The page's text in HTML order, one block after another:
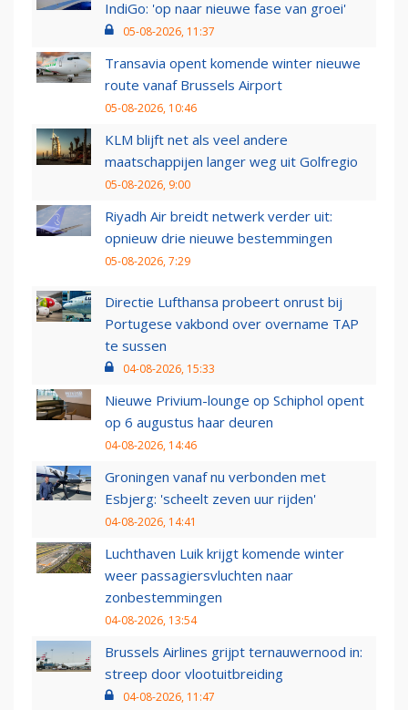
IndiGo: 'op naar nieuwe fase van groei'
05-08-2026, 11:37
Transavia opent komende winter nieuwe
route vanaf Brussels Airport
05-08-2026, 10:46
KLM blijft net als veel andere
maatschappijen langer weg uit Golfregio
05-08-2026, 9:00
Riyadh Air breidt netwerk verder uit:
opnieuw drie nieuwe bestemmingen
05-08-2026, 7:29
Directie Lufthansa probeert onrust bij
Portugese vakbond over overname TAP
te sussen
04-08-2026, 15:33
Nieuwe Privium-lounge op Schiphol opent
op 6 augustus haar deuren
04-08-2026, 14:46
Groningen vanaf nu verbonden met
Esbjerg: 'scheelt zeven uur rijden'
04-08-2026, 14:41
Luchthaven Luik krijgt komende winter
weer passagiersvluchten naar
zonbestemmingen
04-08-2026, 13:54
Brussels Airlines grijpt ternauwernood in:
streep door vlootuitbreiding
04-08-2026, 11:47